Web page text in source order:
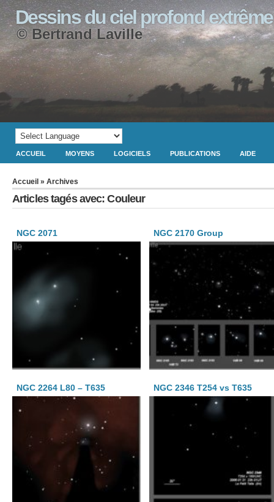
Dessins du ciel profond extrême
© Bertrand Laville
ACCUEIL MOYENS LOGICIELS PUBLICATIONS AIDE
Accueil » Archives
Articles tagés avec: Couleur
NGC 2071 NGC 2170 Group
NGC 2264 L80 – T635 NGC 2346 T254 vs T635